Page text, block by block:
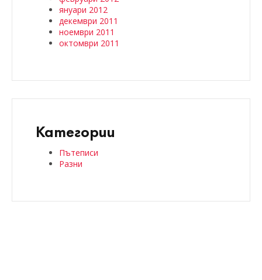
януари 2012
декември 2011
ноември 2011
октомври 2011
Категории
Пътеписи
Разни